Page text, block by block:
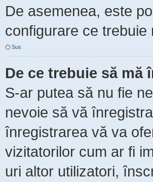
De asemenea, este
configurare ce trebuie
Sus
De ce trebuie să mă
S-ar putea să nu fie
nevoie să vă
înregistrarea vă va
vizitatorilor cum ar fi
uri altor utilizatori,